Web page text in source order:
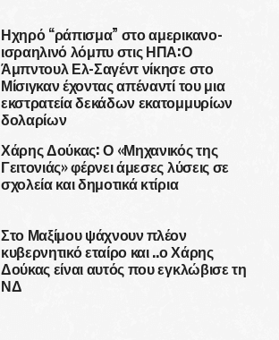
Ηχηρό “ράπισμα” στο αμερικανο-
ισραηλινό λόμπυ στις ΗΠΑ:Ο
Άμπντουλ Ελ-Σαγέντ νίκησε στο
Μίσιγκαν έχοντας απέναντί του μια
εκστρατεία δεκάδων εκατομμυρίων
δολαρίων
Χάρης Δούκας: Ο «Μηχανικός της
Γειτονιάς» φέρνει άμεσες λύσεις σε
σχολεία και δημοτικά κτίρια
Στο Μαξίμου ψάχνουν πλέον
κυβερνητικό εταίρο και ..ο Χάρης
Δούκας είναι αυτός που εγκλώβισε τη
ΝΔ